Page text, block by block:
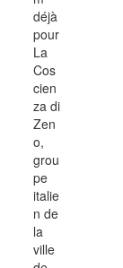
déjà
pour
La
Cos
cien
za di
Zen
o,
grou
pe
italie
n de
la
ville